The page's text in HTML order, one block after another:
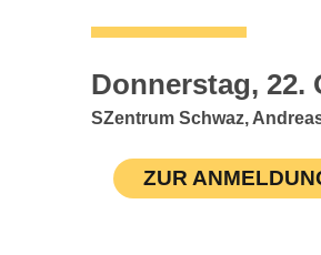
Donnerstag, 22.
SZentrum Schwaz,
ZUR